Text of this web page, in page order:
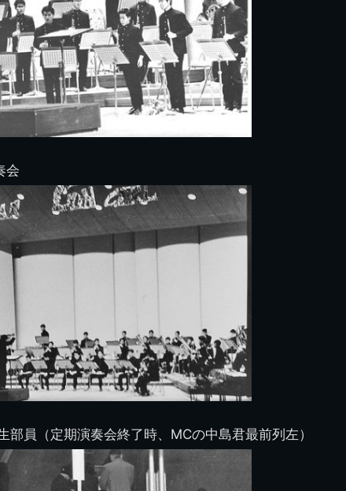
会
員（定期演奏会終了時、MCの中島君最前列左）